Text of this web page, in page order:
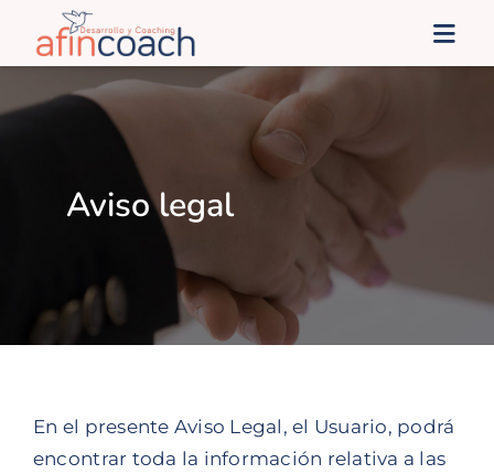
Inicio
afinSoluciones
Administración Pública
afines
Contacto
Aviso legal
En el presente Aviso Legal, el Usuario, podrá
encontrar toda la información relativa a las